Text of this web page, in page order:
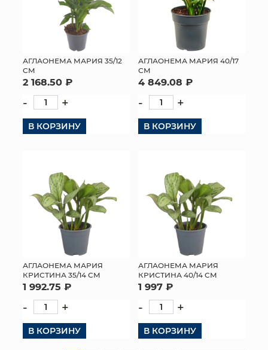
АГЛАОНЕМА МАРИЯ 35/12
СМ
2 168.50 ₽
- +
В КОРЗИНУ
АГЛАОНЕМА МАРИЯ 40/17
СМ
4 849.08 ₽
- +
В КОРЗИНУ
АГЛАОНЕМА МАРИЯ
КРИСТИНА 35/14 СМ
1 992.75 ₽
- +
В КОРЗИНУ
АГЛАОНЕМА МАРИЯ
КРИСТИНА 40/14 СМ
1 997 ₽
- +
В КОРЗИНУ